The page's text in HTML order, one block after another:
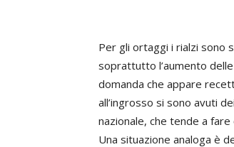
Per gli ortaggi i rialzi sono
soprattutto l’aumento
domanda che appare
all’ingrosso si sono avuti
nazionale, che tende a
Una situazione analoga è